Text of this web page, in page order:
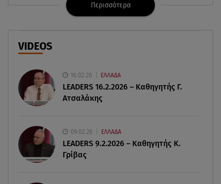
06.08.26 , 17:12
Μαρία Κορινθίου: «Έχω πατήσει φρένο» -
Δηλώνει χορτασμένη και μπουχτισμένη!
06.08.26 , 16:57
ηλεκτροπληξία και πέθανε
06.08.26 , 16:50
06.08.26 , 16:25
Μικαέλα Κάσαρη: Έτοιμη για το Miss World
Περισσότερα
VIDEOS
16.02.26 ΕΛΛΑΔΑ
LEADERS 16.2.2026 – Καθηγητής Γ.
Ατσαλάκης
09.02.26 ΕΛΛΑΔΑ
LEADERS 9.2.2026 – Καθηγητής Κ.
Γρίβας